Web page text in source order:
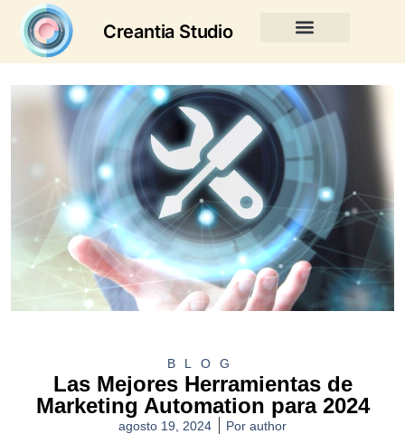
Creantia Studio
BLOG
Las Mejores Herramientas de
Marketing Automation para 2024
agosto 19, 2024 Por author